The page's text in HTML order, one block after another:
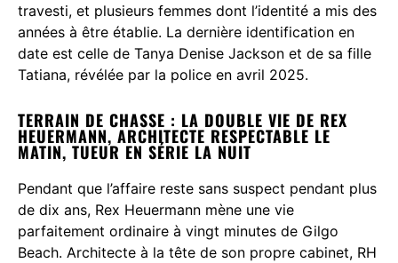
travesti, et plusieurs femmes dont l’identité a mis des
années à être établie. La dernière identification en
date est celle de Tanya Denise Jackson et de sa fille
Tatiana, révélée par la police en avril 2025.
TERRAIN DE CHASSE : LA DOUBLE VIE DE REX
HEUERMANN, ARCHITECTE RESPECTABLE LE
MATIN, TUEUR EN SÉRIE LA NUIT
Pendant que l’affaire reste sans suspect pendant plus
de dix ans, Rex Heuermann mène une vie
parfaitement ordinaire à vingt minutes de Gilgo
Beach. Architecte à la tête de son propre cabinet, RH